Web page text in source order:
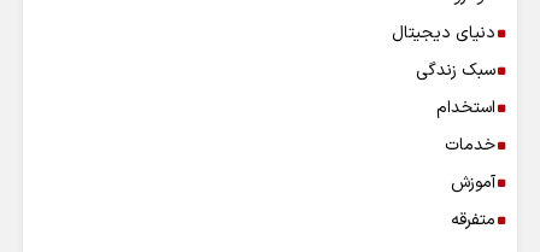
دنیای دیجیتال
سبک زندگی
استخدام
خدمات
آموزش
متفرقه